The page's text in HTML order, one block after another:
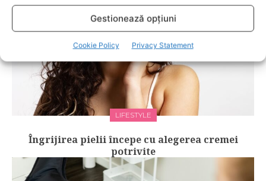
Gestionează opțiuni
Cookie Policy Privacy Statement
LIFESTYLE
Îngrijirea pielii începe cu alegerea cremei
potrivite